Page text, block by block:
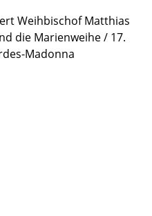
Weihbischof Matthias
die Marienweihe / 17.
Madonna